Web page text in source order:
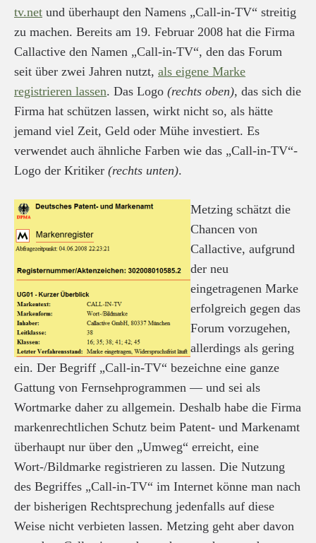
tv.net und überhaupt den Namens „Call-in-TV“ streitig
zu machen. Bereits am 19. Februar 2008 hat die Firma
Callactive den Namen „Call-in-TV“, den das Forum
seit über zwei Jahren nutzt, als eigene Marke
registrieren lassen. Das Logo (rechts oben), das sich die
Firma hat schützen lassen, wirkt nicht so, als hätte
jemand viel Zeit, Geld oder Mühe investiert. Es
verwendet auch ähnliche Farben wie das „Call-in-TV“-
Logo der Kritiker (rechts unten).
Metzing schätzt die
Chancen von
Callactive, aufgrund
der neu
eingetragenen Marke
erfolgreich gegen das
Forum vorzugehen,
allerdings als gering
ein. Der Begriff „Call-in-TV“ bezeichne eine ganze
Gattung von Fernsehprogrammen — und sei als
Wortmarke daher zu allgemein. Deshalb habe die Firma
markenrechtlichen Schutz beim Patent- und Markenamt
überhaupt nur über den „Umweg“ erreicht, eine
Wort-/Bildmarke registrieren zu lassen. Die Nutzung
des Begriffes „Call-in-TV“ im Internet könne man nach
der bisherigen Rechtsprechung jedenfalls auf diese
Weise nicht verbieten lassen. Metzing geht aber davon